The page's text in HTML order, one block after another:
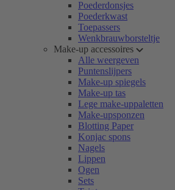
Poederdonsjes
Poederkwast
Toepassers
Wenkbrauwborsteltje
Make-up accessoires
Alle weergeven
Puntenslijpers
Make-up spiegels
Make-up tas
Lege make-uppaletten
Make-upsponzen
Blotting Paper
Konjac spons
Nagels
Lippen
Ogen
Sets